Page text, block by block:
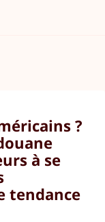
?
à se
tendance